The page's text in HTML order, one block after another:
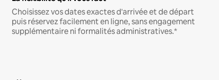
Choisissez vos dates exactes d'arrivée et de départ
puis réservez facilement en ligne, sans engagement
supplémentaire ni formalités administratives.*